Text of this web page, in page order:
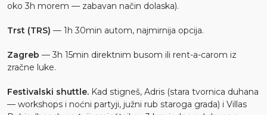
oko 3h morem — zabavan način dolaska).
Trst (TRS) — 1h 30min autom, najmirnija opcija.
Zagreb — 3h 15min direktnim busom ili rent-a-carom iz
zračne luke.
Festivalski shuttle. Kad stigneš, Adris (stara tvornica duhana
— workshops i noćni partyji, južni rub staroga grada) i Villas